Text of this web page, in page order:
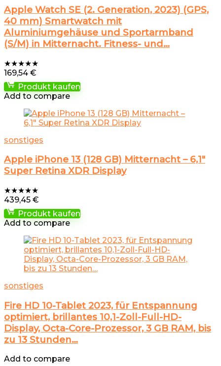
Apple Watch SE (2. Generation, 2023) (GPS,
40 mm) Smartwatch mit
Aluminiumgehäuse und Sportarmband
(S/M) in Mitternacht. Fitness- und…
★★★★★
169,54 €
Produkt kaufen
Add to compare
sonstiges
Apple iPhone 13 (128 GB) Mitternacht – 6,1″
Super Retina XDR Display
★★★★★
439,45 €
Produkt kaufen
Add to compare
sonstiges
Fire HD 10-Tablet 2023, für Entspannung
optimiert, brillantes 10,1-Zoll-Full-HD-
Display, Octa-Core-Prozessor, 3 GB RAM, bis
zu 13 Stunden…
Add to compare